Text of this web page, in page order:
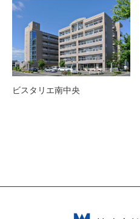
ビスタリエ南中央